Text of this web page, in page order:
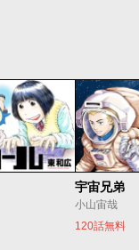
宇宙兄弟
小山宙哉
120話無料